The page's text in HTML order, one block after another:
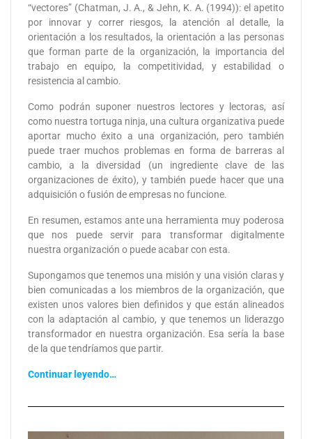
“vectores” (Chatman, J. A., & Jehn, K. A. (1994)): el apetito
por innovar y correr riesgos, la atención al detalle, la
orientación a los resultados, la orientación a las personas
que forman parte de la organización, la importancia del
trabajo en equipo, la competitividad, y estabilidad o
resistencia al cambio.
Como podrán suponer nuestros lectores y lectoras, así
como nuestra tortuga ninja, una cultura organizativa puede
aportar mucho éxito a una organización, pero también
puede traer muchos problemas en forma de barreras al
cambio, a la diversidad (un ingrediente clave de las
organizaciones de éxito), y también puede hacer que una
adquisición o fusión de empresas no funcione.
En resumen, estamos ante una herramienta muy poderosa
que nos puede servir para transformar digitalmente
nuestra organización o puede acabar con esta.
Supongamos que tenemos una misión y una visión claras y
bien comunicadas a los miembros de la organización, que
existen unos valores bien definidos y que están alineados
con la adaptación al cambio, y que tenemos un liderazgo
transformador en nuestra organización. Esa sería la base
de la que tendríamos que partir.
Continuar leyendo…